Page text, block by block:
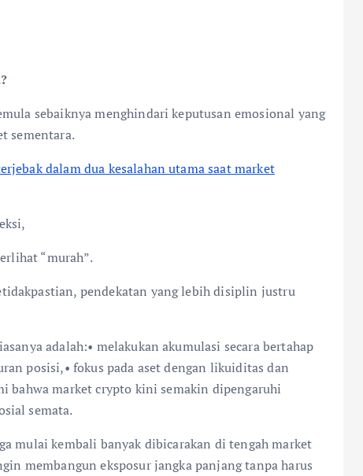
sebaiknya menghindari keputusan emosional yang
sementara.
dalam dua kesalahan utama saat market
“murah”.
pendekatan yang lebih disiplin justru
adalah:• melakukan akumulasi secara bertahap
posisi,• fokus pada aset dengan likuiditas dan
bahwa market crypto kini semakin dipengaruhi
semata.
mulai kembali banyak dibicarakan di tengah market
membangun eksposur jangka panjang tanpa harus